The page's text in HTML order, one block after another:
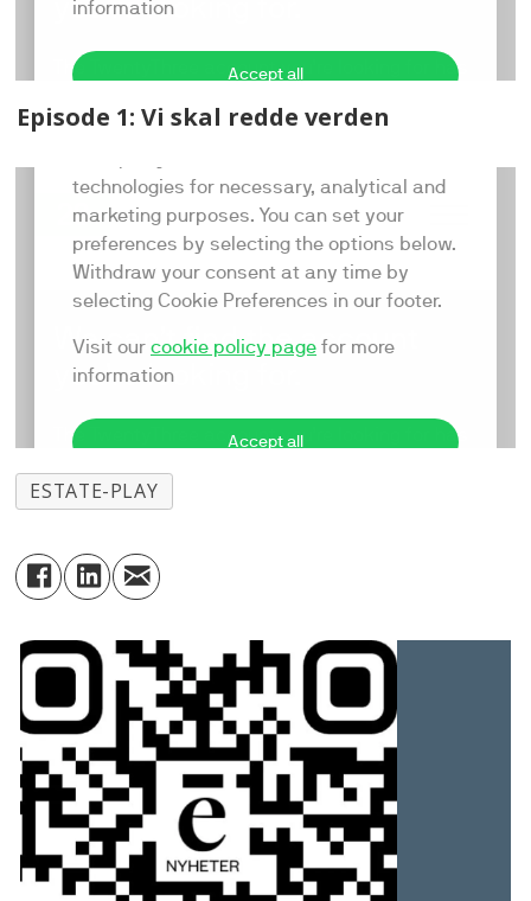
Episode 1: Vi skal redde verden
ESTATE-PLAY